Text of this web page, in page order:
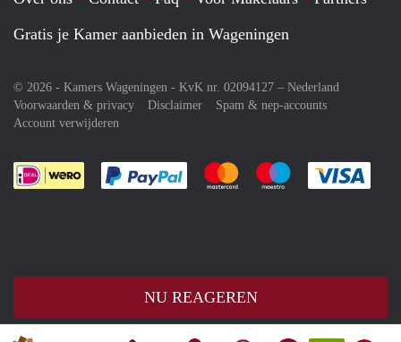
NU REAGEREN
Gratis je Kamer aanbieden in Wageningen
© 2026 - Kamers Wageningen - KvK nr. 02094127 – Nederland
Voorwaarden & privacy
Disclaimer
Spam & nep-accounts
Account verwijderen
Je rekent gemakkelijk af met Paypal
Je rekent gemakkelijk af met
Je rekent